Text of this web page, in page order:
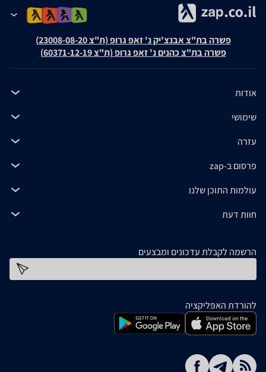
פשרה בת"צ אבנצ'יק נ' זאפ גרופ (ת"צ 23008-08-20)
פשרה בת"צ כהנים נ' זאפ גרופ (ת"צ 60371-12-19)
אודות
שימושי
עזרה
פרסום ב-zap
עולמות התוכן שלנו
חוות דעת
הרשמה לקבלת עדכונים ומבצעים
להורדת האפליקציה